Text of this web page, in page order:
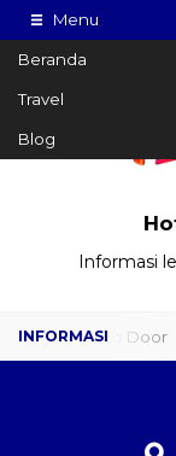
Menu
Beranda
Travel
Blog
Informasi
Travel Door to Door